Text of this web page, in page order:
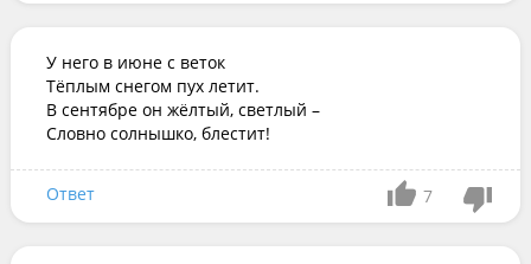
У него в июне с веток
Тёплым снегом пух летит.
В сентябре он жёлтый, светлый –
Словно солнышко, блестит!
Ответ 7